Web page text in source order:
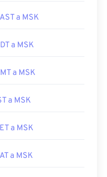
a MSK
a MSK
a MSK
a MSK
a MSK
a MSK